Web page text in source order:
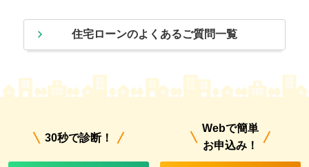
住宅ローンのよくあるご質問一覧
30秒で診断！
Webで簡単
お申込み！